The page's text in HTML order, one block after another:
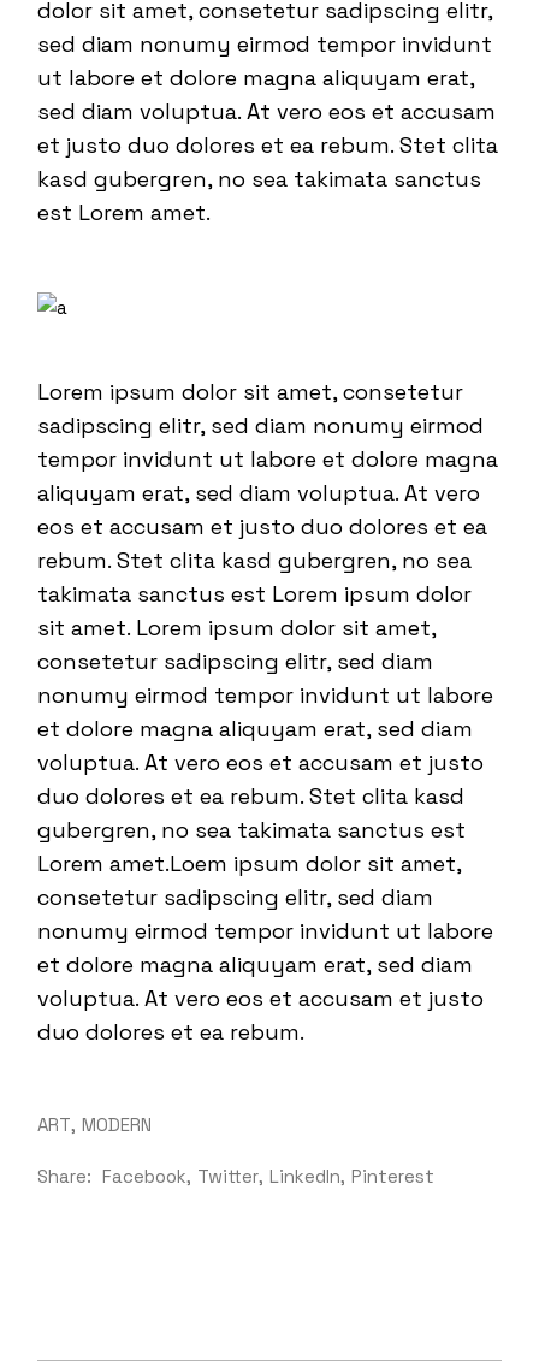
dolor sit amet, consetetur sadipscing elitr,
sed diam nonumy eirmod tempor invidunt
ut labore et dolore magna aliquyam erat,
sed diam voluptua. At vero eos et accusam
et justo duo dolores et ea rebum. Stet clita
kasd gubergren, no sea takimata sanctus
est Lorem amet.
Lorem ipsum dolor sit amet, consetetur
sadipscing elitr, sed diam nonumy eirmod
tempor invidunt ut labore et dolore magna
aliquyam erat, sed diam voluptua. At vero
eos et accusam et justo duo dolores et ea
rebum. Stet clita kasd gubergren, no sea
takimata sanctus est Lorem ipsum dolor
sit amet. Lorem ipsum dolor sit amet,
consetetur sadipscing elitr, sed diam
nonumy eirmod tempor invidunt ut labore
et dolore magna aliquyam erat, sed diam
voluptua. At vero eos et accusam et justo
duo dolores et ea rebum. Stet clita kasd
gubergren, no sea takimata sanctus est
Lorem amet.Loem ipsum dolor sit amet,
consetetur sadipscing elitr, sed diam
nonumy eirmod tempor invidunt ut labore
et dolore magna aliquyam erat, sed diam
voluptua. At vero eos et accusam et justo
duo dolores et ea rebum.
ART MODERN
Share: Facebook Twitter LinkedIn Pinterest